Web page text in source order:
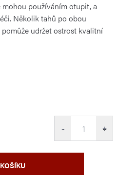
mohou používáním otupit, a
Několik tahů po obou
udržet ostrost kvalitní
+
−